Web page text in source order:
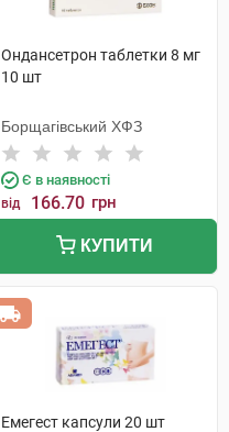
Ондансетрон таблетки 8 мг
10 шт
Борщагівський ХФЗ
Є в наявності
від 166.70 грн
КУПИТИ
Емегест капсули 20 шт